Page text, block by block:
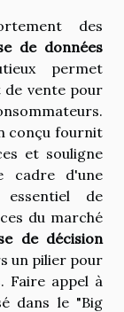
des
de données
permet
vente pour
conçu fournit
et souligne
cadre d'une
de
du marché
de décision
un pilier pour
Faire appel à
dans le "Big